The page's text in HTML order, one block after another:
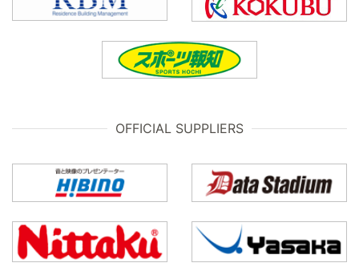
OFFICIAL SUPPLIERS